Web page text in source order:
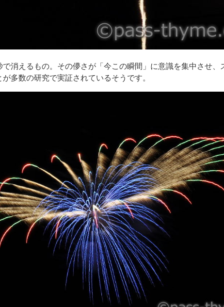
消えるもの。その儚さが「今この瞬間」に意識を集中させ、
多数の研究で実証されているそうです。